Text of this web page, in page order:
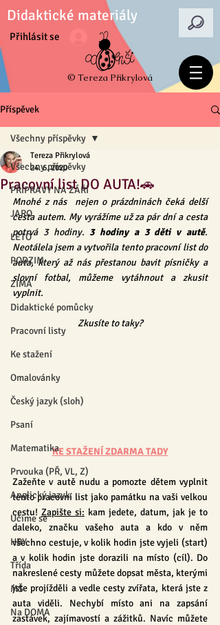
Didaktické materiály
Přihlásit se
© Tereza Přikrylová
Příspěvek
Všechny příspěvky
PŘÍPRAVY NA ZÁŘÍ
JARO
LÉTO
PODZIM
ZIMA
Didaktické pomůcky
Pracovní listy
Ke stažení
Omalovánky
Český jazyk (sloh)
Psaní
Matematika
Prvouka (PŘ, VL, Z)
Anglický jazyk
Učíme se
HRY
Třída
MŠ
Na DOMA
Všechny příspěvky
Pracovní list DO AUTA!🚗
Tereza Přikrylová
24. 6. 2020
Mnohé z nás  nejen o prázdninách čeká delší
cesta autem. My vyrážíme už za pár dní a cesta
potrvá 3 hodiny. 3 hodiny a 3 děti v autě.
Neotálela jsem a vytvořila tento pracovní list do
auta, který až nás přestanou bavit písničky a
slovní fotbal, můžeme vytáhnout a zkusit
vyplnit.
Zkusíte to taky?
KE STAŽENÍ ZDARMA TADY
Zažeňte v autě nudu a pomozte dětem vyplnit
tento pracovní list jako památku na vaši velkou
cestu! Zapište si: kam jedete, datum, jak je to
daleko, značku vašeho auta a kdo v něm
všechno cestuje, v kolik hodin jste vyjeli (start)
a v kolik hodin jste dorazili na místo (cíl). Do
nakreslené cesty můžete dopsat města, kterými
jste projížděli a vedle cesty zvířata, která jste z
auta viděli. Nechybí místo ani na zapsání
zastávek, zajímavostí a zážitků. Navíc můžete